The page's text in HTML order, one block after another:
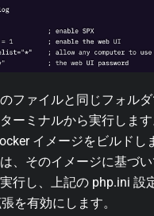
ファイルと同じフォル
ーミナルから実行しま
イメージをビルドし
、そのイメージに基づ
行し、上記の php.ini 設
を有効にします。